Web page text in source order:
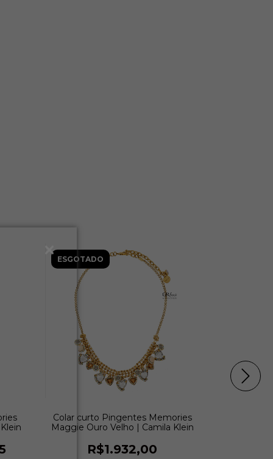
ESGOTADO
Colar curto Pingentes Memories
Maggie Ouro Velho | Camila Klein
R$1.932,00